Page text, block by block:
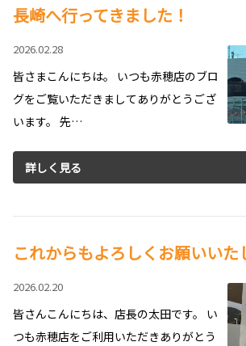
長崎へ行ってきました！
2026.02.28
皆さまこんにちは。 いつも赤穂店のブロ
グをご覧いただきましてありがとうござ
います。 先…
詳しく見る
これからもよろしくお願いいた
2026.02.20
皆さんこんにちは、店長の太田です。 い
つも赤穂店をご利用いただきありがとう